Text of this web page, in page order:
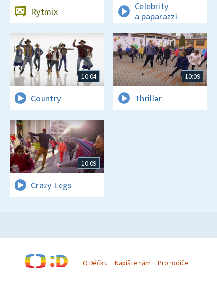
Rytmix
Celebrity
a paparazzi
10:04
Country
10:09
Thriller
10:09
Crazy Legs
O Déčku Napište nám Pro rodiče